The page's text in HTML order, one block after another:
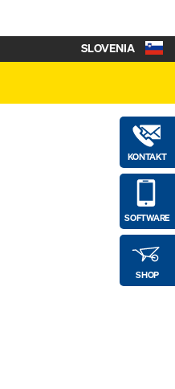
KONTAKT
SOFTWARE
SHOP
SLOVENIA